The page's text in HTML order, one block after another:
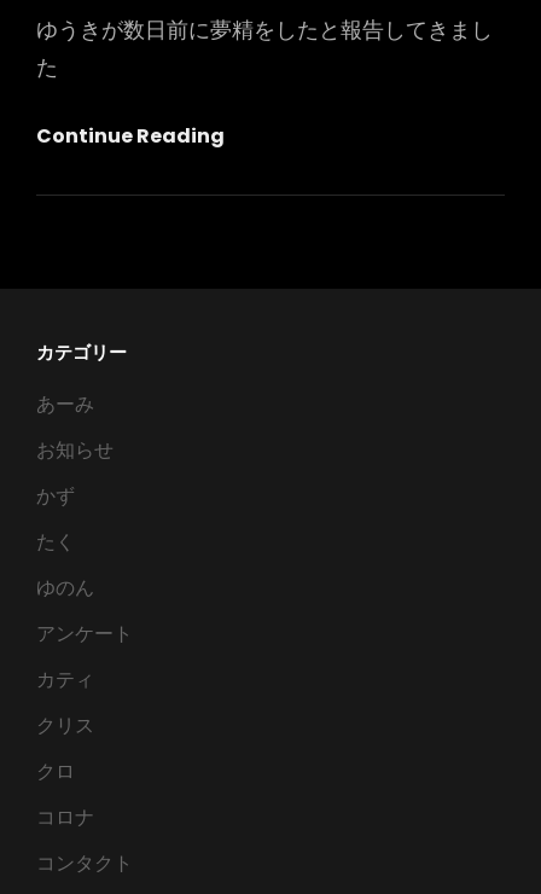
ゆうきが数日前に夢精をしたと報告してきまし
た
Continue Reading
ま
カテゴリー
あーみ
お知らせ
かず
たく
ゆのん
アンケート
カティ
クリス
クロ
コロナ
コンタクト